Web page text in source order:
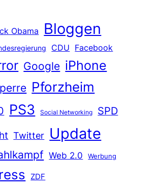
Obama Bloggen
CDU Facebook
Google iPhone
Pforzheim
PS3 Social Networking
SPD
Twitter Update
Web 2.0 Werbung
ZDF